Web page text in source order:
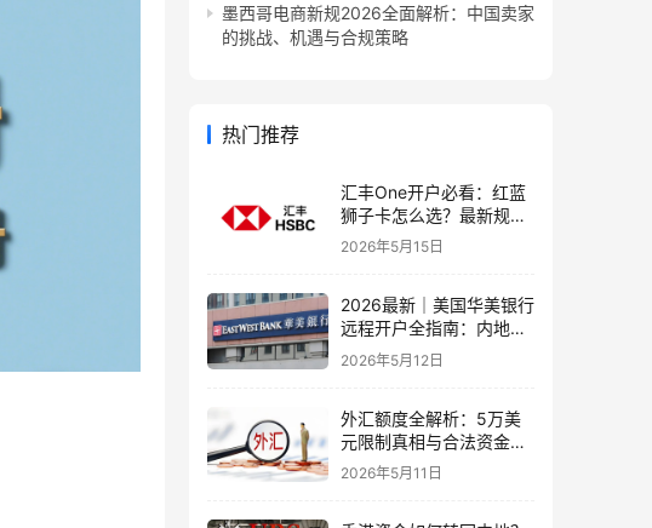
墨西哥电商新规2026全面解析：中国卖家
的挑战、机遇与合规策略
热门推荐
汇丰One开户必看：红蓝
狮子卡怎么选？最新规则
+补办攻略+5个避坑指南
2026年5月15日
2026最新｜美国华美银行
远程开户全指南：内地居
民足不出户办理美股与跨
境账户实操解析
2026年5月12日
外汇额度全解析：5万美
元限制真相与合法资金出
境通道
2026年5月11日